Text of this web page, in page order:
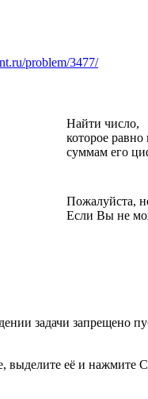
problem/3477/
Найти число,
которое равно
суммам его
Пожалуйста,
Если Вы не
задачи запрещено
её и нажмите